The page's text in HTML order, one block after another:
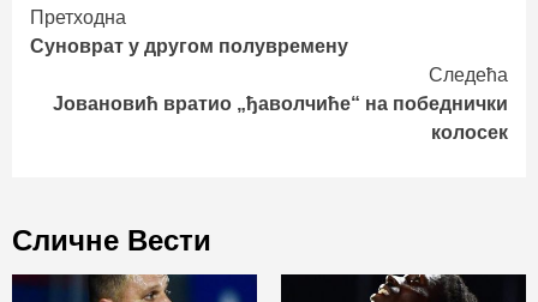
Continue
Reading
Претходна
Суноврат у другом полувремену
Следећа
Јовановић вратио „ђаволчиће“ на победнички
колосек
Сличне Вести